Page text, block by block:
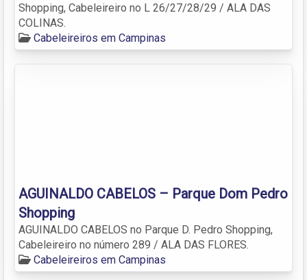
Shopping, Cabeleireiro no L 26/27/28/29 / ALA DAS
COLINAS.
Cabeleireiros em Campinas
AGUINALDO CABELOS – Parque Dom Pedro
Shopping
AGUINALDO CABELOS no Parque D. Pedro Shopping,
Cabeleireiro no número 289 / ALA DAS FLORES.
Cabeleireiros em Campinas